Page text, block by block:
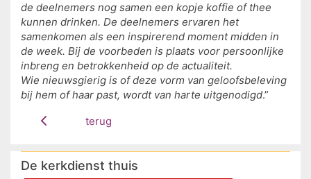
de deelnemers nog samen een kopje koffie of thee
kunnen drinken. De deelnemers ervaren het
samenkomen als een inspirerend moment midden in
de week. Bij de voorbeden is plaats voor persoonlijke
inbreng en betrokkenheid op de actualiteit.
Wie nieuwsgierig is of deze vorm van geloofsbeleving
bij hem of haar past, wordt van harte uitgenodigd.”
terug
De kerkdienst thuis